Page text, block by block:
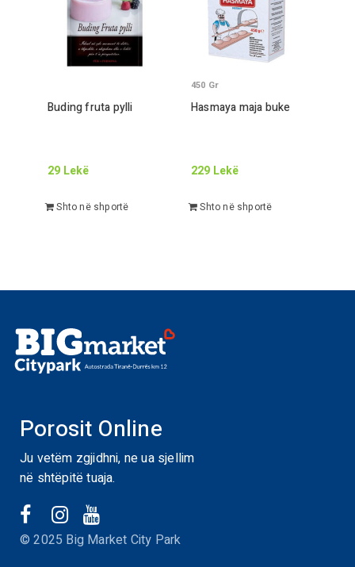
Buding fruta pylli
29 Lekë
Shto në shportë
Hasmaya maja buke
450 Gr
229 Lekë
Shto në shportë
Porosit Online
Ju vetëm zgjidhni, ne ua sjellim
në shtëpitë tuaja.
© 2025 Big Market City Park